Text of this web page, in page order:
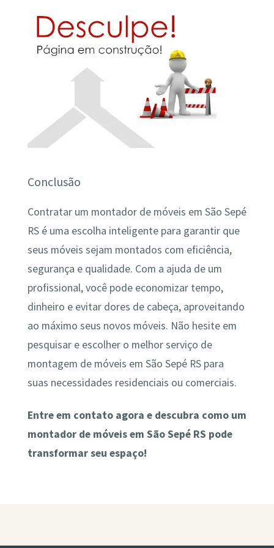
Conclusão
Contratar um montador de móveis em São Sepé
RS é uma escolha inteligente para garantir que
seus móveis sejam montados com eficiência,
segurança e qualidade. Com a ajuda de um
profissional, você pode economizar tempo,
dinheiro e evitar dores de cabeça, aproveitando
ao máximo seus novos móveis. Não hesite em
pesquisar e escolher o melhor serviço de
montagem de móveis em São Sepé RS para
suas necessidades residenciais ou comerciais.
Entre em contato agora e descubra como um
montador de móveis em São Sepé RS pode
transformar seu espaço!